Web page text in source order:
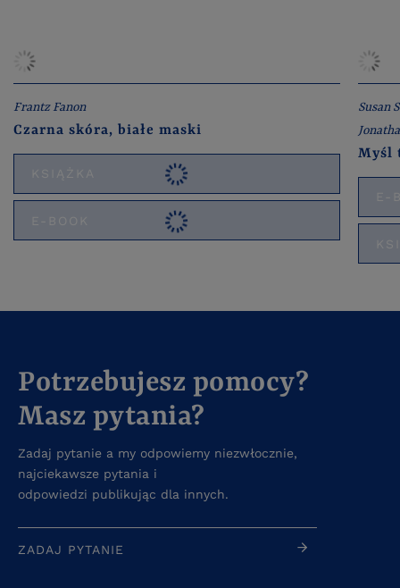
Frantz Fanon
Czarna skóra, białe maski
KSIĄŻKA
E-BOOK
Susan
Myśl
E-
Potrzebujesz pomocy?
Masz pytania?
Zadaj pytanie a my odpowiemy niezwłocznie,
najciekawsze pytania i
odpowiedzi publikując dla innych.
ZADAJ PYTANIE